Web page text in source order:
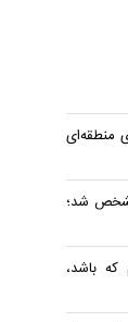
منطقه‌ای
شد؛
باشد،